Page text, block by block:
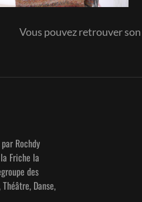
Vous pouvez retrouver
Rochdy
Friche la
des
Danse,